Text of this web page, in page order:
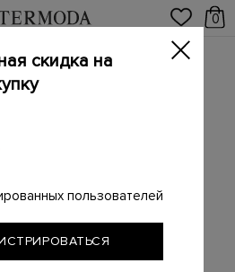
0
/ Спортивная одежда
с&nbsp;контрастной
скидка на
пользователей